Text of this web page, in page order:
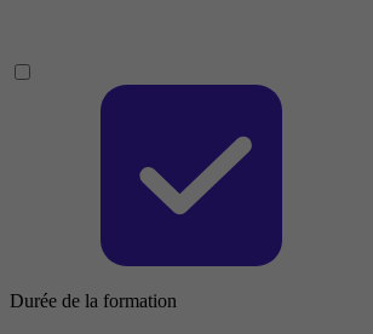
Durée de la formation